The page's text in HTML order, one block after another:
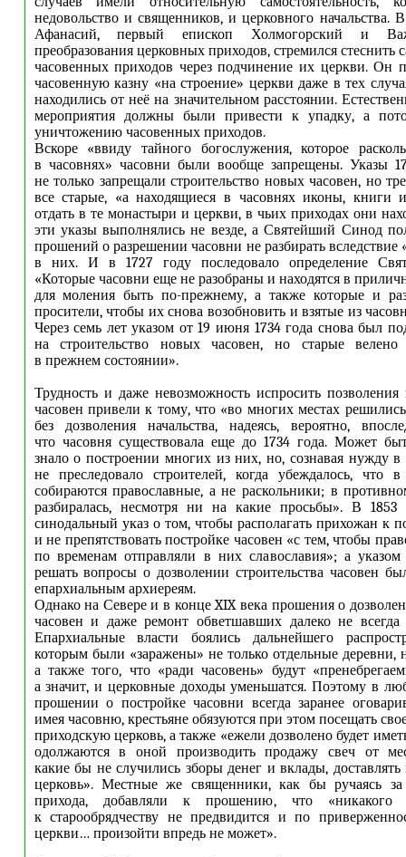
недовольство и священников, и церковного начальства.
Афанасий, первый епископ Холмогорский и
преобразования церковных приходов, стремился стеснить
часовенных приходов через подчинение их церкви. Он
часовенную казну «на строение» церкви даже в тех
находились от неё на значительном расстоянии.
мероприятия должны были привести к упадку, а
уничтожению часовенных приходов.
Вскоре «ввиду тайного богослужения, которое
в часовнях» часовни были вообще запрещены. Указы
не только запрещали строительство новых часовен, но
все старые, «а находящиеся в часовнях иконы, книги
отдать в те монастыри и церкви, в чьих приходах они
эти указы выполнялись не везде, а Святейший Синод
прошений о разрешении часовни не разбирать
в них. И в 1727 году последовало определение
«Которые часовни еще не разобраны и находятся в
для моления быть по-прежнему, а также которые и
просители, чтобы их снова возобновить и взятые из
Через семь лет указом от 19 июня 1734 года снова был
на строительство новых часовен, но старые велено
в прежнем состоянии».
Трудность и даже невозможность испросить позволения
часовен привели к тому, что «во многих местах
без дозволения начальства, надеясь, вероятно,
что часовня существовала еще до 1734 года. Может
знало о построении многих из них, но, сознавая нужду
не преследовало строителей, когда убеждалось, что
собираются православные, а не раскольники; в
разбиралась, несмотря ни на какие просьбы». В 1853
синодальный указ о том, чтобы располагать прихожан к
и не препятствовать постройке часовен «с тем, чтобы
по временам отправляли в них славославия»; а
решать вопросы о дозволении строительства часовен
епархиальным архиереям.
Однако на Севере и в конце XIX века прошения о
часовен и даже ремонт обветшавших далеко не всегда
Епархиальные власти боялись дальнейшего
которым были «заражены» не только отдельные деревни,
а также того, что «ради часовень» будут
а значит, и церковные доходы уменьшатся. Поэтому в
прошении о постройке часовни всегда заранее
имея часовню, крестьяне обязуются при этом посещать
приходскую церковь, а также «ежели дозволено будет
одолжаются в оной производить продажу свеч от
какие бы не случились зборы денег и вклады,
церковь». Местные же священники, как бы ручаясь за
прихода, добавляли к прошению, что «никакого
к старообрядчеству не предвидится и по
церкви… произойти впредь не может».